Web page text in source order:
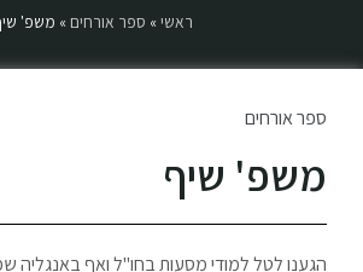
ראשי » ספר אורחים » משפ'
ספר אורחים
משפ' שיף
הגענו לטל למודי מסעות בחו"ל ואף באנגליה